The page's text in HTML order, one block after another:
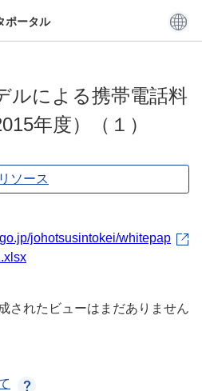
ポータル
ルによる携帯電話料
年度）（１）
リソース
johotsusintokei/whitepap
されたビューはまだありません